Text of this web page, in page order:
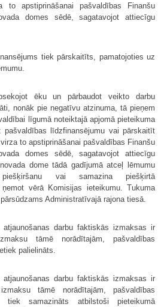
to apstiprināšanai pašvaldības Finanšu
domes sēdē, sagatavojot attiecīgu
tiek pārskaitīts, pamatojoties uz
ēku un pārbaudot veikto darbu
nonāk pie negatīvu atzinuma, tā pieņem
līgumā noteiktajā apjomā pieteikuma
pašvaldības līdzfinansējumu vai pārskaitīt
to apstiprināšanai pašvaldības Finanšu
domes sēdē, sagatavojot attiecīgu
dome tādā gadījumā atceļ lēmumu
vai samazina piešķirtā
ņemot vērā Komisijas ieteikumu. Tukuma
Administratīvajā rajona tiesā.
darbu faktiskās izmaksas ir
tāmē norādītajām, pašvaldības
palielināts.
darbu faktiskās izmaksas ir
tāmē norādītajām, pašvaldības
tiek samazināts atbilstoši pieteikumā